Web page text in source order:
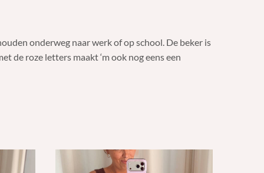
onderweg naar werk of op school. De beker is
de roze letters maakt ‘m ook nog eens een